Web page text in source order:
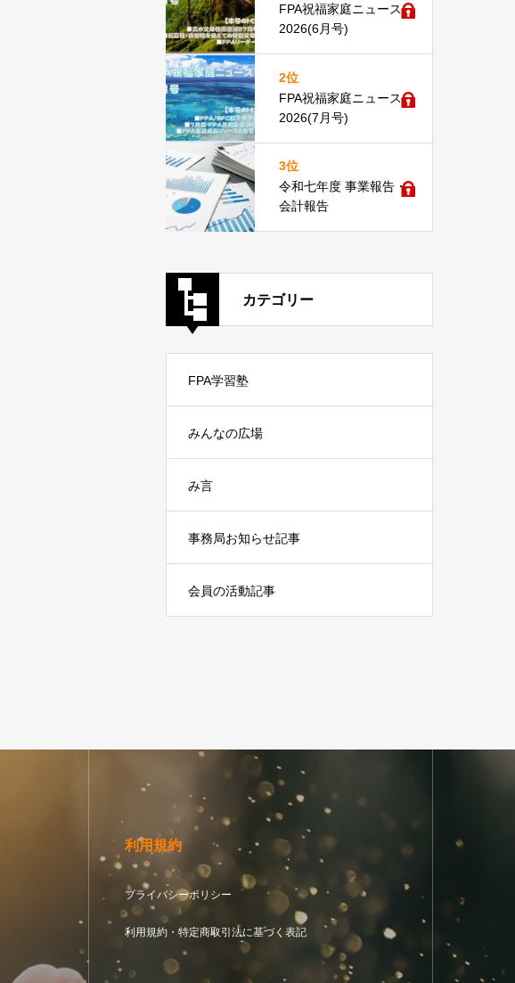
FPA祝福家庭ニュース
2026(6月号)
2位
FPA祝福家庭ニュース
2026(7月号)
3位
令和七年度 事業報告・
会計報告
カテゴリー
FPA学習塾
みんなの広場
み言
事務局お知らせ記事
会員の活動記事
利用規約
プライバシーポリシー
利用規約・特定商取引法に基づく表記